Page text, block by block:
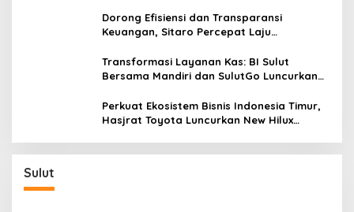
Dorong Efisiensi dan Transparansi
Keuangan, Sitaro Percepat Laju
Transformasi Layanan Kas: BI Sulut
Bersama Mandiri dan SulutGo Luncurkan
Kepulauan
Perkuat Ekosistem Bisnis Indonesia Timur,
Hasjrat Toyota Luncurkan New Hilux
Sulut